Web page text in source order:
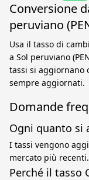
Conversione
peruviano
Usa il tasso di
a Sol peruviano
tassi si aggiornano
sempre aggiornati.
Domande
Ogni quanto si
I tassi vengono
mercato più recenti.
Perché il tasso